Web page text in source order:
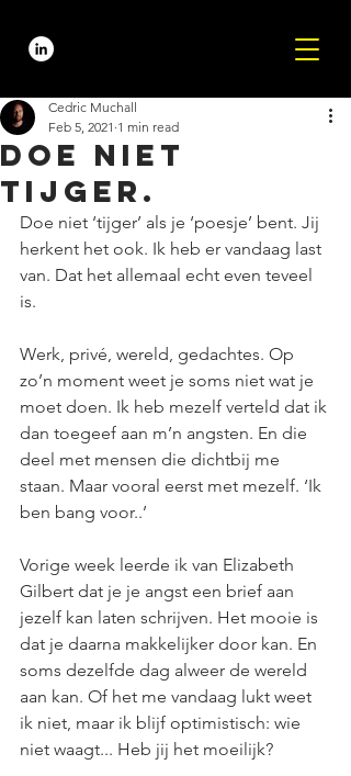
Doe niet
tijger.
Cedric Muchall
Feb 5, 2021 1 min read
Doe niet ‘tijger’ als je ‘poesje’ bent. Jij
herkent het ook. Ik heb er vandaag last
van. Dat het allemaal echt even teveel
is.
Werk, privé, wereld, gedachtes. Op
zo’n moment weet je soms niet wat je
moet doen. Ik heb mezelf verteld dat ik
dan toegeef aan m’n angsten. En die
deel met mensen die dichtbij me
staan. Maar vooral eerst met mezelf. ‘Ik
ben bang voor..’
Vorige week leerde ik van Elizabeth
Gilbert dat je je angst een brief aan
jezelf kan laten schrijven. Het mooie is
dat je daarna makkelijker door kan. En
soms dezelfde dag alweer de wereld
aan kan. Of het me vandaag lukt weet
ik niet, maar ik blijf optimistisch: wie
niet waagt... Heb jij het moeilijk?